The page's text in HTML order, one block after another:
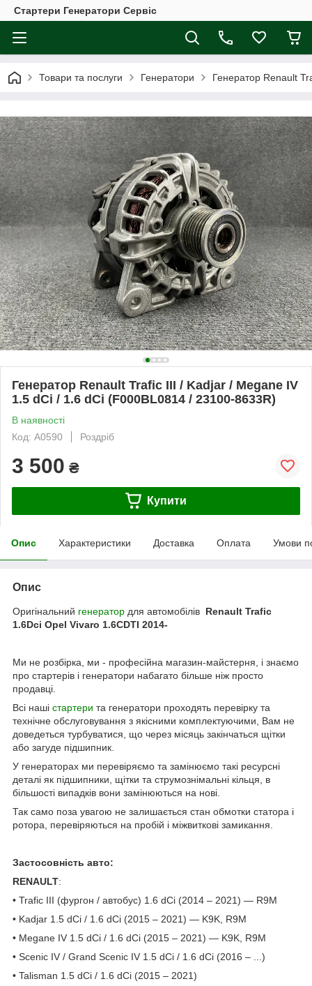
Стартери Генератори Сервіс
Товари та послуги Генератори Генератор Renault
Генератор Renault Trafic III / Kadjar / Megane IV
1.5 dCi / 1.6 dCi (F000BL0814 / 23100-8633R)
В наявності
Код: A0590
Роздріб
3 500 ₴
Купити
Опис Характеристики Доставка Оплата Умови
Опис
Оригінальний генератор для автомобілів Renault Trafic
1.6Dci Opel Vivaro 1.6CDTI 2014-
Ми не розбірка, ми - професійна магазин-майстерня, і знаємо
про стартерів і генератори набагато більше ніж просто
продавці.
Всі наші стартери та генератори проходять перевірку та
технічне обслуговування з якісними комплектуючими, Вам не
доведеться турбуватися, що через місяць закінчаться щітки
або загуде підшипник.
У генераторах ми перевіряємо та замінюємо такі ресурсні
деталі як підшипники, щітки та струмознімальні кільця, в
більшості випадків вони замінюються на нові.
Так само поза увагою не залишається стан обмотки статора і
ротора, перевіряються на пробій і міжвиткові замикання.
Застосовність авто:
RENAULT:
• Trafic III (фургон / автобус) 1.6 dCi (2014 – 2021) — R9M
• Kadjar 1.5 dCi / 1.6 dCi (2015 – 2021) — K9K, R9M
• Megane IV 1.5 dCi / 1.6 dCi (2015 – 2021) — K9K, R9M
• Scenic IV / Grand Scenic IV 1.5 dCi / 1.6 dCi (2016 – ...)
• Talisman 1.5 dCi / 1.6 dCi (2015 – 2021)